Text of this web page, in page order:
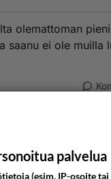
olemattoman pieni
saanu ei ole muilla
palvelua
(esim. IP-osoite